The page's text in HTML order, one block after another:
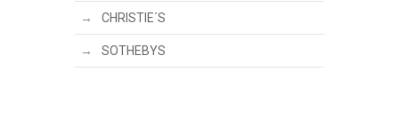
CHRISTIE´S
SOTHEBYS